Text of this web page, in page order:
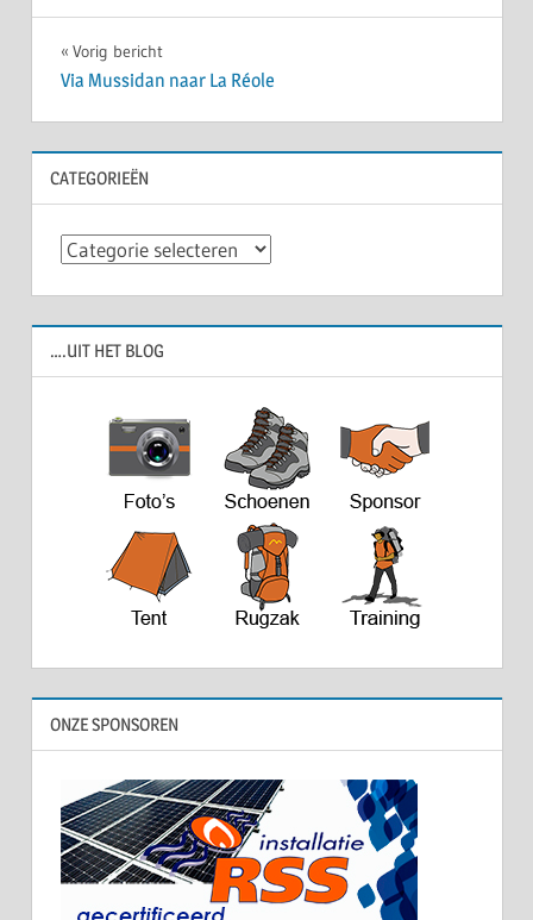
Bericht
Vorig bericht
Via Mussidan naar La Réole
CATEGORIEËN
Categorieën
….UIT HET BLOG
ONZE SPONSOREN